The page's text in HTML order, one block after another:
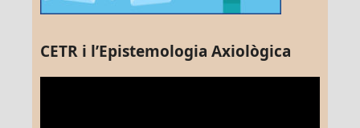
CETR i l’Epistemologia Axiològica